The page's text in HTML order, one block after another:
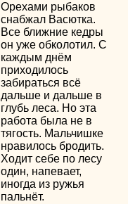
Орехами рыбаков
снабжал Васютка.
Все ближние кедры
он уже обколотил. С
каждым днём
приходилось
забираться всё
дальше и дальше в
глубь леса. Но эта
работа была не в
тягость. Мальчишке
нравилось бродить.
Ходит себе по лесу
один, напевает,
иногда из ружья
пальнёт.